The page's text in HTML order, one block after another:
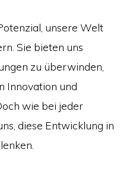
unsere Welt
Sie bieten uns
zu überwinden,
Innovation und
wie bei jeder
diese Entwicklung in